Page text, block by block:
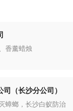
香薰蜡烛
（长沙分公司）
蟑螂，长沙白蚁防治